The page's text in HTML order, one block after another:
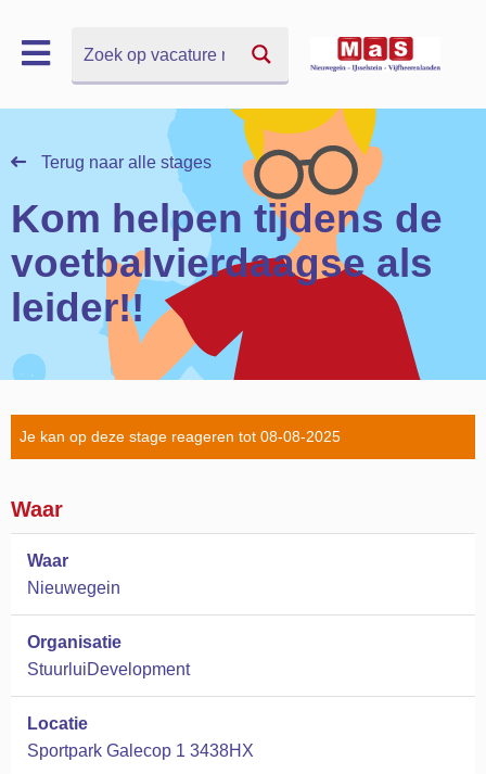
Terug naar alle stages
Kom helpen tijdens de
voetbalvierdaagse als
leider!!
Je kan op deze stage reageren tot 08-08-2025
Waar
Waar
Nieuwegein
Organisatie
StuurluiDevelopment
Locatie
Sportpark Galecop 1 3438HX